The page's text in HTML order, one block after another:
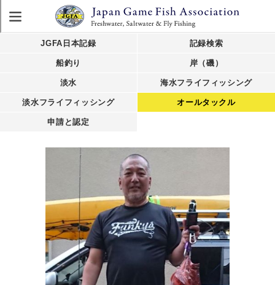
JGFA日本記録 記録検索
船釣り 岸（磯）
淡水 海水フライフィッシング
淡水フライフィッシング オールタックル
申請と認定